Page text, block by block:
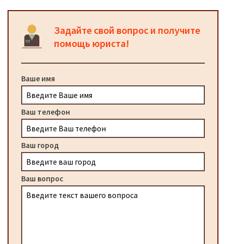
Задайте свой вопрос и получите
помощь юриста!
Ваше имя
Ваш телефон
Ваш город
Ваш вопрос